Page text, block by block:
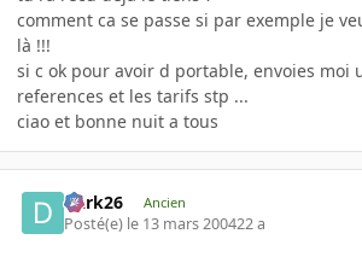
comment ca se passe si par exemple je
là !!!
si c ok pour avoir d portable, envoies moi
references et les tarifs stp ...
ciao et bonne nuit a tous
Dark26 Ancien
Posté(e) le 13 mars 200422 a